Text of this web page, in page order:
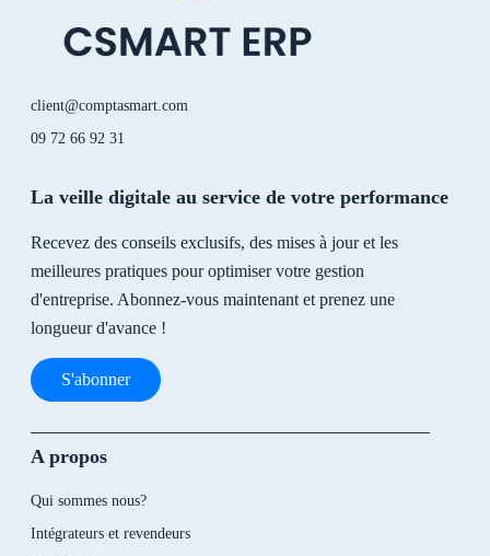
n
client@comptasmart.com
09 72 66 92 31
La veille digitale au service de votre performance
Recevez des conseils exclusifs, des mises à jour et les
meilleures pratiques pour optimiser votre gestion
d'entreprise. Abonnez-vous maintenant et prenez une
longueur d'avance !
S'abonner
A propos
Qui sommes nous?
Intégrateurs et revendeurs